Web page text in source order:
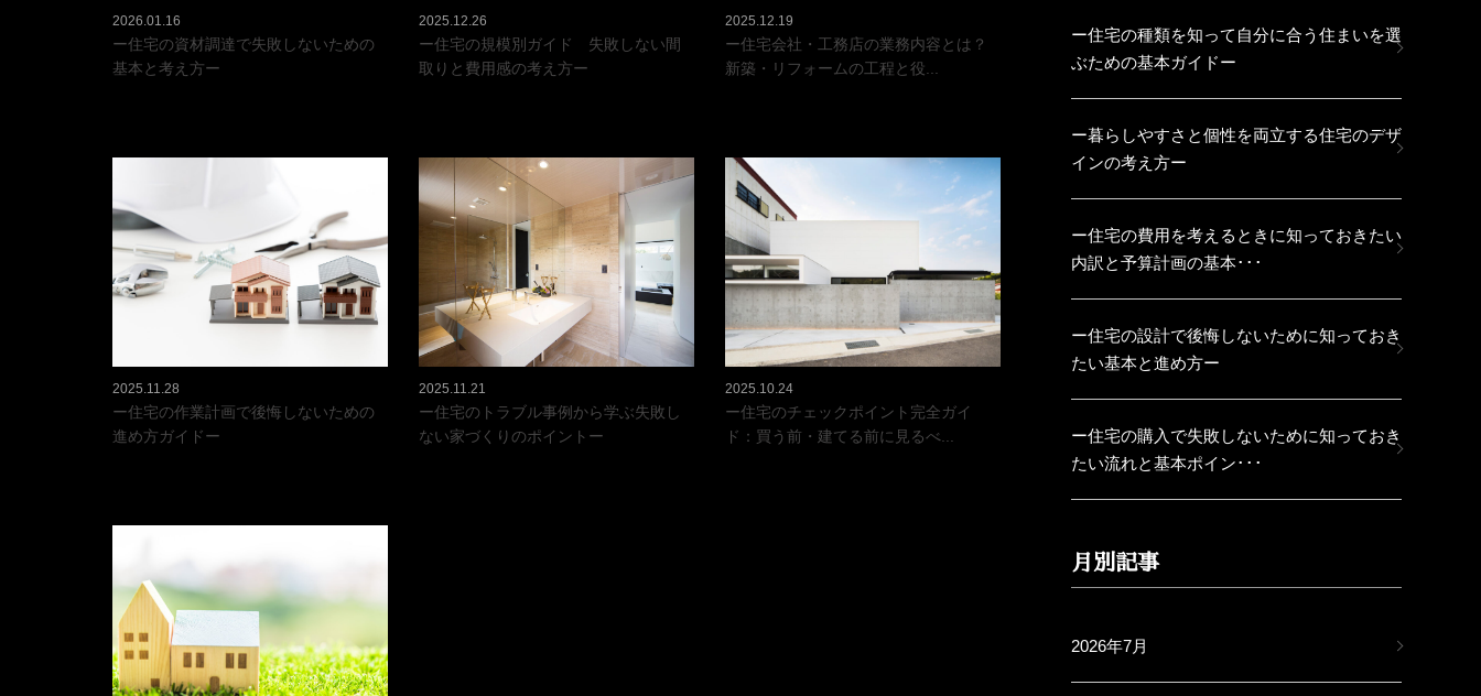
2026.01.16
ー住宅の資材調達で失敗しないための
基本と考え方ー
2025.12.26
ー住宅の規模別ガイド 失敗しない間
取りと費用感の考え方ー
2025.12.19
ー住宅会社・工務店の業務内容とは？
新築・リフォームの工程と役...
2025.11.28
ー住宅の作業計画で後悔しないための
進め方ガイドー
2025.11.21
ー住宅のトラブル事例から学ぶ失敗し
ない家づくりのポイントー
2025.10.24
ー住宅のチェックポイント完全ガイ
ド：買う前・建てる前に見るべ...
ー住宅の種類を知って自分に合う住まいを選
ぶための基本ガイドー
ー暮らしやすさと個性を両立する住宅のデザ
インの考え方ー
ー住宅の費用を考えるときに知っておきたい
内訳と予算計画の基本･･･
ー住宅の設計で後悔しないために知っておき
たい基本と進め方ー
ー住宅の購入で失敗しないために知っておき
たい流れと基本ポイン･･･
月別記事
2026年7月